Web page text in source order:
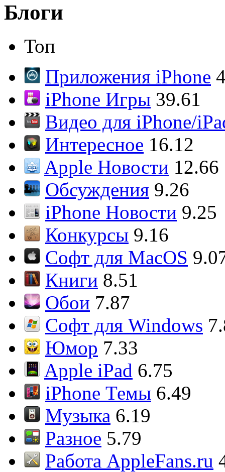
Блоги
Топ
Приложения iPhone
iPhone Игры 39.61
Видео для iPhone/
Интересное 16.12
Apple Новости 12.66
Обсуждения 9.26
iPhone Новости 9.25
Конкурсы 9.16
Софт для MacOS
Книги 8.51
Обои 7.87
Софт для Windows
Юмор 7.33
Apple iPad 6.75
iPhone Темы 6.49
Музыка 6.19
Разное 5.79
Работа AppleFans.ru